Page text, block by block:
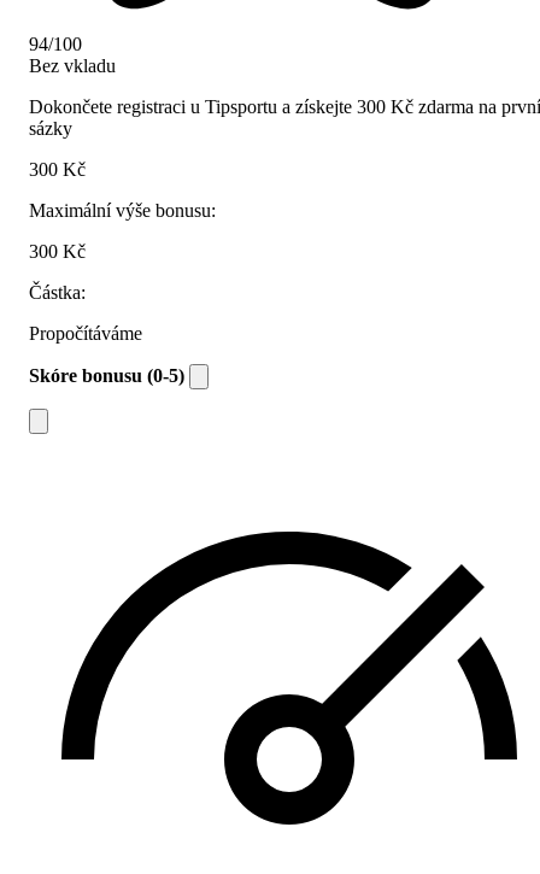
94/100
Bez vkladu
Dokončete registraci u Tipsportu a získejte 300 Kč zdarma na první
sázky
300 Kč
Maximální výše bonusu:
300 Kč
Částka:
Propočítáváme
Skóre bonusu (0-5)